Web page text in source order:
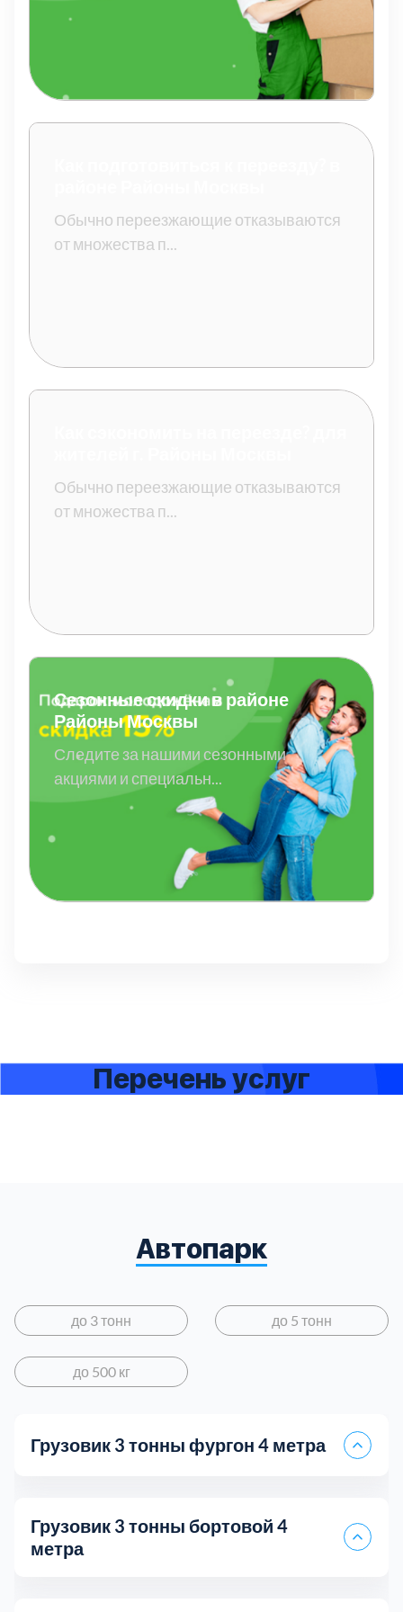
Обычно переезжающие отказываются
от множества п...
Обычно переезжающие отказываются
от множества п...
Сезонные скидки в районе
Районы Москвы
Следите за нашими сезонными
акциями и специальн...
Перечень услуг
Автопарк
до 3 тонн до 5 тонн
до 500 кг
Грузовик 3 тонны фургон 4 метра
Грузовик 3 тонны бортовой 4
метра